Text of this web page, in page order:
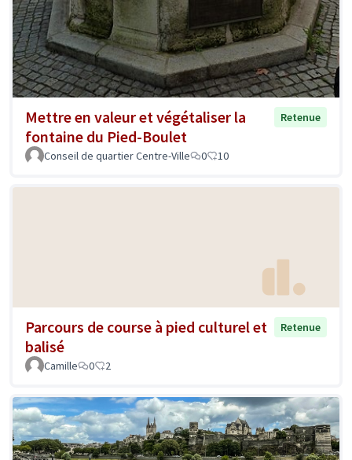
Mettre en valeur et végétaliser la
fontaine du Pied-Boulet
Retenue
Conseil de quartier Centre-Ville 0 10
Parcours de course à pied culturel et
balisé
Retenue
Camille 0 2